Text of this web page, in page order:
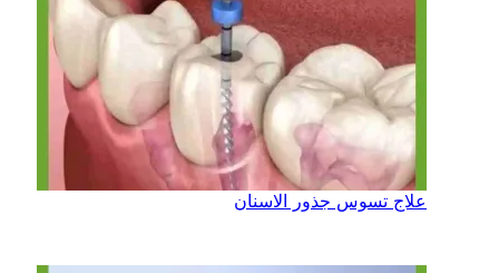
علاج تسوس جذور الاسنان